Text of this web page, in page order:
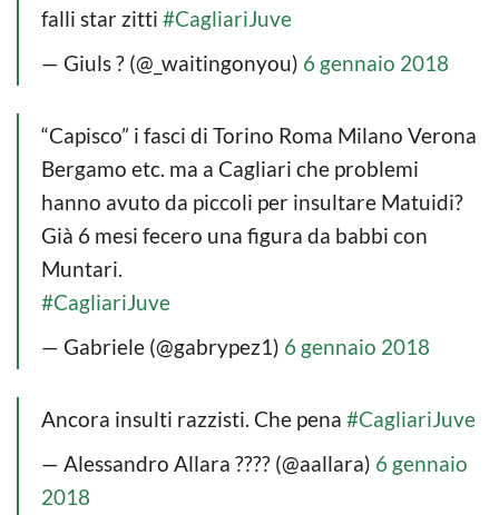
falli star zitti #CagliariJuve
— Giuls ? (@_waitingonyou) 6 gennaio 2018
“Capisco” i fasci di Torino Roma Milano Verona
Bergamo etc. ma a Cagliari che problemi
hanno avuto da piccoli per insultare Matuidi?
Già 6 mesi fecero una figura da babbi con
Muntari.
#CagliariJuve
— Gabriele (@gabrypez1) 6 gennaio 2018
Ancora insulti razzisti. Che pena #CagliariJuve
— Alessandro Allara ???? (@aallara) 6 gennaio
2018